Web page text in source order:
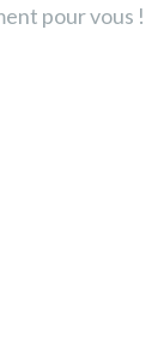
pour vous !